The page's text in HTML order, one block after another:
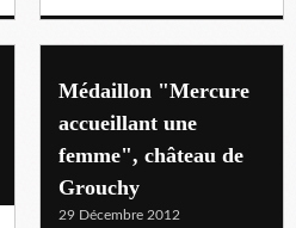
Médaillon "Mercure
accueillant une
femme", château de
Grouchy
29 Décembre 2012